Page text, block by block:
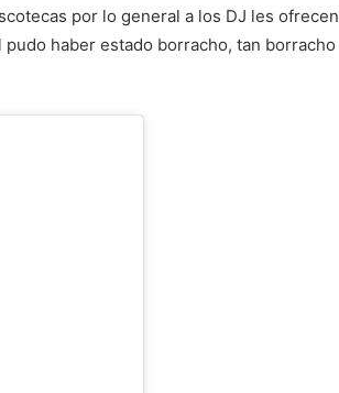
por lo general a los DJ les ofrecen
haber estado borracho, tan borracho